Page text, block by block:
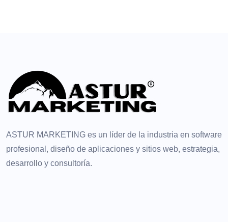
ASTUR MARKETING es un líder de la industria en software
profesional, diseño de aplicaciones y sitios web, estrategia,
desarrollo y consultoría.